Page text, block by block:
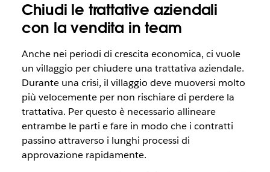
Chiudi le trattative aziendali
con la vendita in team
Anche nei periodi di crescita economica, ci vuole
un villaggio per chiudere una trattativa aziendale.
Durante una crisi, il villaggio deve muoversi molto
più velocemente per non rischiare di perdere la
trattativa. Per questo è necessario allineare
entrambe le parti e fare in modo che i contratti
passino attraverso i lunghi processi di
approvazione rapidamente.